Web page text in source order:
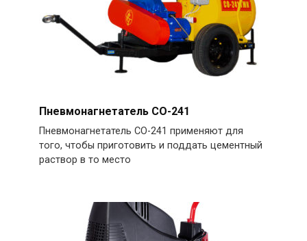
Пневмонагнетатель СО-241
Пневмонагнетатель СО-241 применяют для
того, чтобы приготовить и поддать цементный
раствор в то место